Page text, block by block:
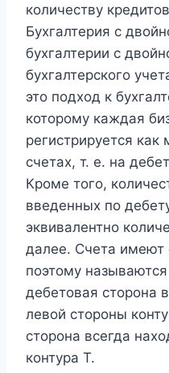
количеству
Бухгалтерия с
бухгалтерии с
бухгалтерского
это подход к
которому каждая
регистрируется
счетах, т. е. на
Кроме того,
введенных по
эквивалентно
далее. Счета имеют
поэтому
дебетовая сторона
левой стороны
сторона всегда
контура Т.